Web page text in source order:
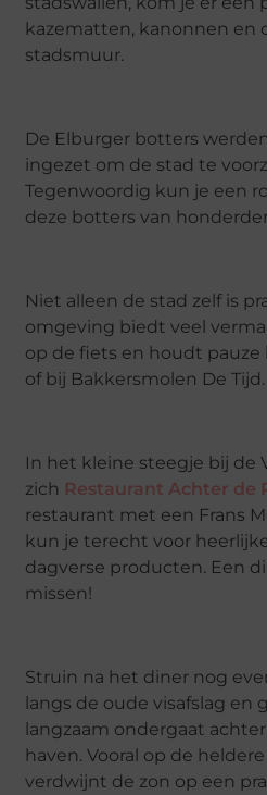
kazematten, kanonnen en
stadsmuur.
De Elburger botters
ingezet om de stad te
Tegenwoordig kun je een
deze botters van
Niet alleen de stad zelf is
omgeving biedt veel
op de fiets en houdt pauze
of bij Bakkersmolen De Tijd.
In het kleine steegje bij de
zich Restaurant Achter de
restaurant met een Frans
kun je terecht voor
dagverse producten. Een
missen!
Struin na het diner nog
langs de oude visafslag en
langzaam ondergaat
haven. Vooral op de
verdwijnt de zon op een